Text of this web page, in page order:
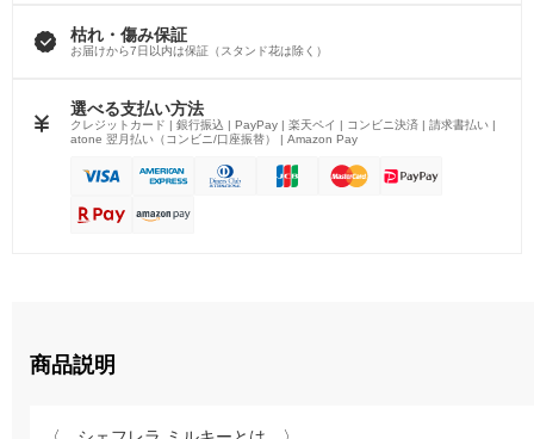
枯れ・傷み保証
お届けから7日以内は保証（スタンド花は除く）
選べる支払い方法
クレジットカード | 銀行振込 | PayPay | 楽天ペイ | コンビニ決済 | 請求書払い |
atone 翌月払い（コンビニ/口座振替） | Amazon Pay
商品説明